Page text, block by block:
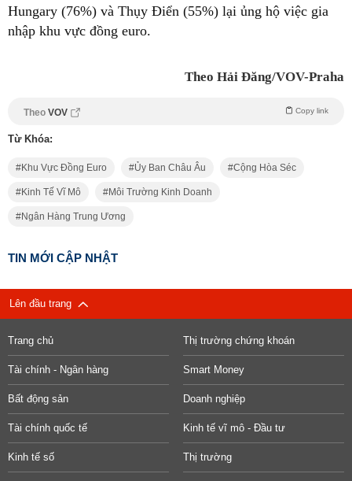
Hungary (76%) và Thụy Điển (55%) lại ủng hộ việc gia
nhập khu vực đồng euro.
Theo Hải Đăng/VOV-Praha
Theo VOV Copy link
Từ Khóa:
Khu Vực Đồng Euro Ủy Ban Châu Âu Cộng Hòa Séc
Kinh Tế Vĩ Mô Môi Trường Kinh Doanh
Ngân Hàng Trung Ương
TIN MỚI CẬP NHẬT
Lên đầu trang
Trang chủ Thị trường chứng khoán
Tài chính - Ngân hàng Smart Money
Bất động sản Doanh nghiệp
Tài chính quốc tế Kinh tế vĩ mô - Đầu tư
Kinh tế số Thị trường